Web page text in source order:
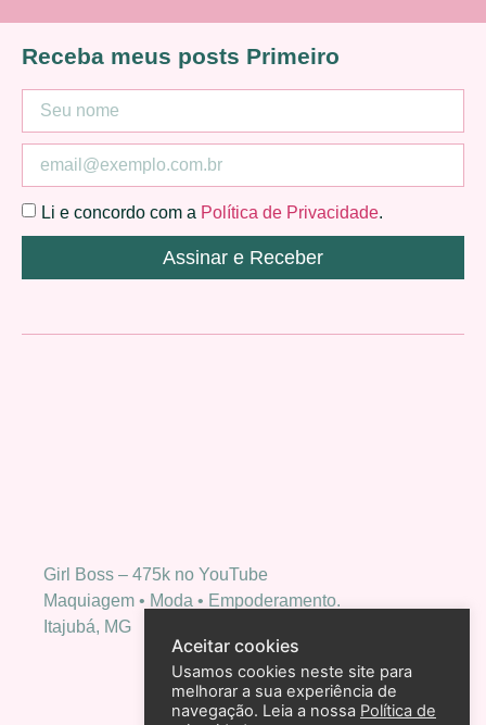
Girl Boss – 475k no YouTube
Maquiagem • Moda • Empoderamento.
Itajubá, MG
Receba meus posts Primeiro
Li e concordo com a Política de Privacidade.
Assinar e Receber
Aceitar cookies
Usamos cookies neste site para
melhorar a sua experiência de
navegação. Leia a nossa Política de